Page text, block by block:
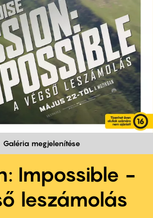
Galéria megjelenítése
Impossible -
leszámolás